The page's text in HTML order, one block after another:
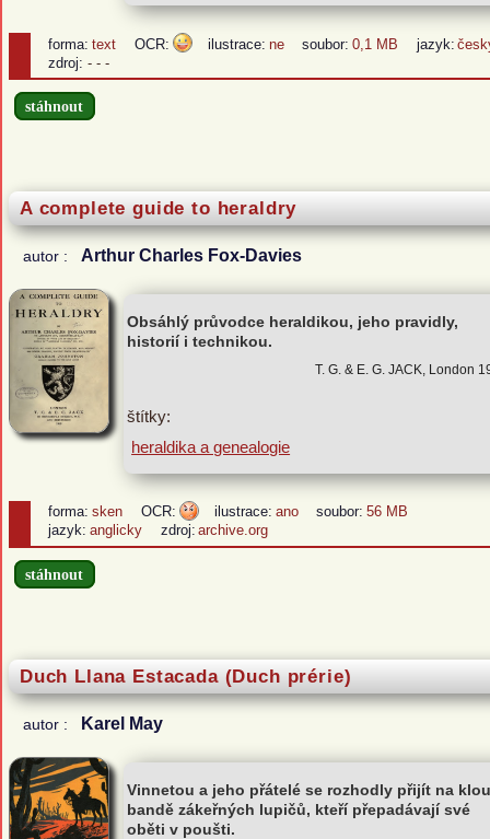
forma: text OCR: ilustrace: ne soubor: 0,1 MB jazyk:
zdroj: - - -
stáhnout
A complete guide to heraldry
autor : Arthur Charles Fox-Davies
Obsáhlý průvodce heraldikou, jeho pravidly,
historií i technikou.
T. G. & E. G. JACK, London
štítky:
heraldika a genealogie
forma: sken OCR: ilustrace: ano soubor: 56 MB
jazyk: anglicky zdroj: archive.org
stáhnout
Duch Llana Estacada (Duch prérie)
autor : Karel May
Vinnetou a jeho přátelé se rozhodly přijít na
bandě zákeřných lupičů, kteří přepadávají své
oběti v poušti.